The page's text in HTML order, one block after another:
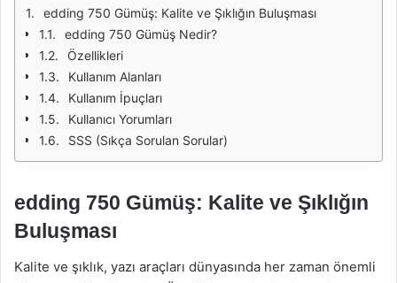
edding 750 Gümüş: Kalite ve Şıklığın Buluşması
edding 750 Gümüş Nedir?
Özellikleri
Kullanım Alanları
Kullanım İpuçları
Kullanıcı Yorumları
SSS (Sıkça Sorulan Sorular)
edding 750 Gümüş: Kalite ve Şıklığın
Buluşması
Kalite ve şıklık, yazı araçları dünyasında her zaman önemli